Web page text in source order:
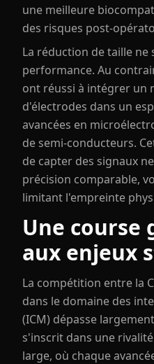
une meilleure
des risques post-
La réduction de taille ne
performance. Au
ont réussi à intégrer un
d'électrodes dans un
avancées en
de semi-conducteurs.
de capter des signaux
précision comparable,
limitant l'empreinte
Une course
aux enjeux
La compétition entre la
dans le domaine des
(ICM) dépasse
s'inscrit dans une
large, où chaque